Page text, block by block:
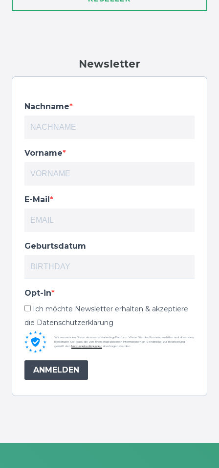
Newsletter
Nachname
Vorname
E-Mail
Geburtsdatum
Opt-in
Ich möchte Newsletter erhalten & akzeptiere
die Datenschutzerklärung
Wir verwenden Brevo als unsere Marketing-Plattform. Wenn Sie das Formular ausfüllen und absenden,
bestätigen Sie, dass die von Ihnen angegebenen Informationen an Sendinblue zur Bearbeitung
gemäß den Nutzungsbedingungen übertragen werden.
ANMELDEN